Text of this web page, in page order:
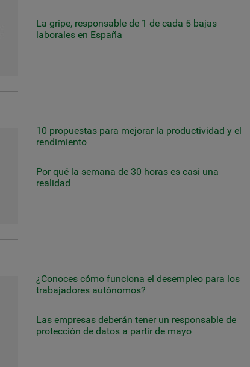
La gripe, responsable de 1 de cada 5 bajas
laborales en España
10 propuestas para mejorar la productividad y el
rendimiento
Por qué la semana de 30 horas es casi una
realidad
¿Conoces cómo funciona el desempleo para los
trabajadores autónomos?
Las empresas deberán tener un responsable de
protección de datos a partir de mayo